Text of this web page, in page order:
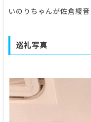
いのりちゃんが佐倉綾
巡礼写真